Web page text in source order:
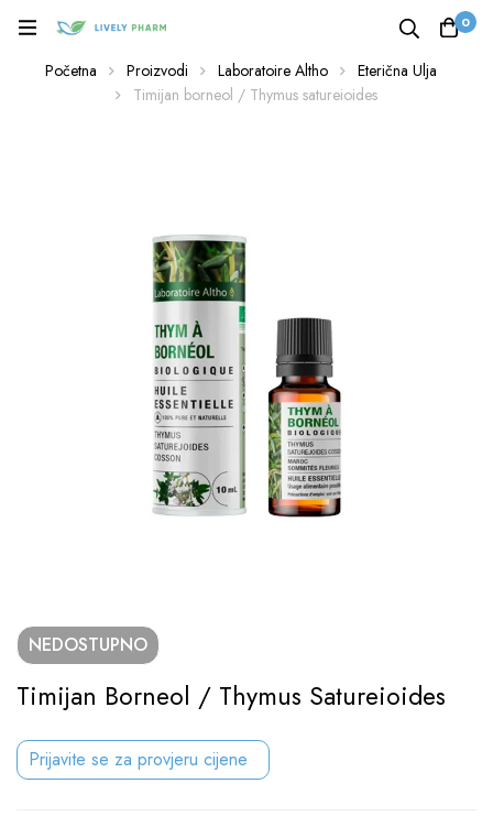
0
Početna Proizvodi Laboratoire Altho
Eterična Ulja
Timijan borneol / Thymus satureioides
NEDOSTUPNO
Timijan Borneol / Thymus Satureioides
Prijavite se za provjeru cijene